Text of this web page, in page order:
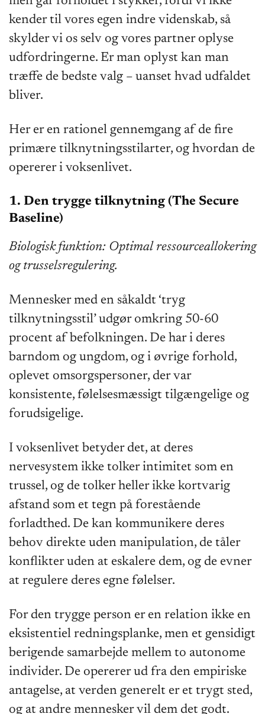
kender til vores egen indre videnskab, så
skylder vi os selv og vores partner oplyse
udfordringerne. Er man oplyst kan man
træffe de bedste valg – uanset hvad udfaldet
bliver.
Her er en rationel gennemgang af de fire
primære tilknytningsstilarter, og hvordan de
opererer i voksenlivet.
1. Den trygge tilknytning (The Secure
Baseline)
Biologisk funktion: Optimal ressourceallokering
og trusselsregulering.
Mennesker med en såkaldt ‘tryg
tilknytningsstil’ udgør omkring 50-60
procent af befolkningen. De har i deres
barndom og ungdom, og i øvrige forhold,
oplevet omsorgspersoner, der var
konsistente, følelsesmæssigt tilgængelige og
forudsigelige.
I voksenlivet betyder det, at deres
nervesystem ikke tolker intimitet som en
trussel, og de tolker heller ikke kortvarig
afstand som et tegn på forestående
forladthed. De kan kommunikere deres
behov direkte uden manipulation, de tåler
konflikter uden at eskalere dem, og de evner
at regulere deres egne følelser.
For den trygge person er en relation ikke en
eksistentiel redningsplanke, men et gensidigt
berigende samarbejde mellem to autonome
individer. De opererer ud fra den empiriske
antagelse, at verden generelt er et trygt sted,
og at andre mennesker vil dem det godt.